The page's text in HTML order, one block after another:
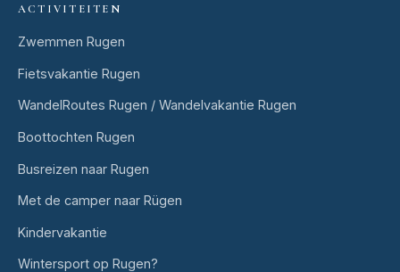
ACTIVITEITEN
Zwemmen Rugen
Fietsvakantie Rugen
WandelRoutes Rugen / Wandelvakantie Rugen
Boottochten Rugen
Busreizen naar Rugen
Met de camper naar Rügen
Kindervakantie
Wintersport op Rugen?